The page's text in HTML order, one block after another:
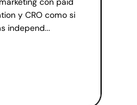
y CRO como si
independ...